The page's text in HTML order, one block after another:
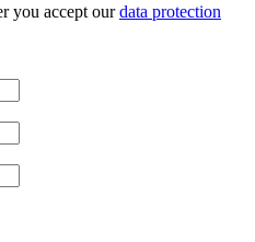
you accept ourdata protection